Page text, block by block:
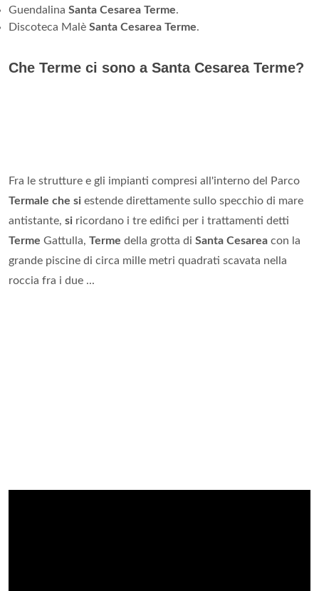
Guendalina Santa Cesarea Terme.
Discoteca Malè Santa Cesarea Terme.
Che Terme ci sono a Santa Cesarea Terme?
Fra le strutture e gli impianti compresi all'interno del Parco
Termale che si estende direttamente sullo specchio di mare
antistante, si ricordano i tre edifici per i trattamenti detti
Terme Gattulla, Terme della grotta di Santa Cesarea con la
grande piscine di circa mille metri quadrati scavata nella
roccia fra i due ...